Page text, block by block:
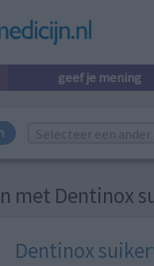
geef je mening
Selecteer een ander
met Dentinox
Dentinox